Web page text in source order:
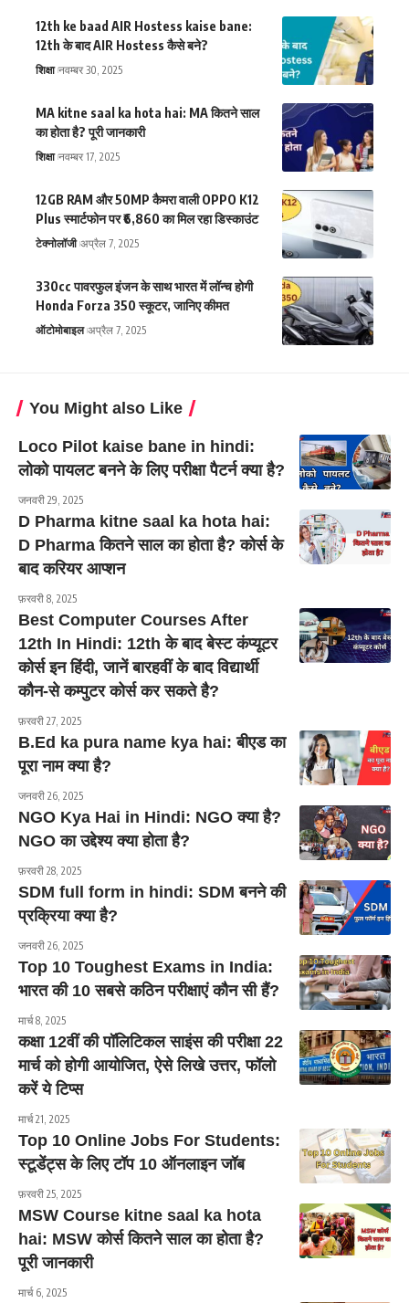
12th ke baad AIR Hostess kaise bane:
12th के बाद AIR Hostess कैसे बने?
शिक्षा नवम्बर 30, 2025
MA kitne saal ka hota hai: MA कितने साल
का होता है? पूरी जानकारी
शिक्षा नवम्बर 17, 2025
12GB RAM और 50MP कैमरा वाली OPPO K12
Plus स्मार्टफोन पर ₹6,860 का मिल रहा डिस्काउंट
टेक्नोलॉजी अप्रैल 7, 2025
330cc पावरफुल इंजन के साथ भारत में लॉन्च होगी
Honda Forza 350 स्कूटर, जानिए कीमत
ऑटोमोबाइल अप्रैल 7, 2025
You Might also Like
Loco Pilot kaise bane in hindi:
लोको पायलट बनने के लिए परीक्षा पैटर्न क्या है?
जनवरी 29, 2025
D Pharma kitne saal ka hota hai:
D Pharma कितने साल का होता है? कोर्स के
बाद करियर आप्शन
फ़रवरी 8, 2025
Best Computer Courses After
12th In Hindi: 12th के बाद बेस्ट कंप्यूटर
कोर्स इन हिंदी, जानें बारहवीं के बाद विद्यार्थी
कौन-से कम्पुटर कोर्स कर सकते है?
फ़रवरी 27, 2025
B.Ed ka pura name kya hai: बीएड का
पूरा नाम क्या है?
जनवरी 26, 2025
NGO Kya Hai in Hindi: NGO क्या है?
NGO का उद्देश्य क्या होता है?
फ़रवरी 28, 2025
SDM full form in hindi: SDM बनने की
प्रक्रिया क्या है?
जनवरी 26, 2025
Top 10 Toughest Exams in India:
भारत की 10 सबसे कठिन परीक्षाएं कौन सी हैं?
मार्च 8, 2025
कक्षा 12वीं की पॉलिटिकल साइंस की परीक्षा 22
मार्च को होगी आयोजित, ऐसे लिखे उत्तर, फॉलो
करें ये टिप्स
मार्च 21, 2025
Top 10 Online Jobs For Students:
स्टूडेंट्स के लिए टॉप 10 ऑनलाइन जॉब
फ़रवरी 25, 2025
MSW Course kitne saal ka hota
hai: MSW कोर्स कितने साल का होता है?
पूरी जानकारी
मार्च 6, 2025